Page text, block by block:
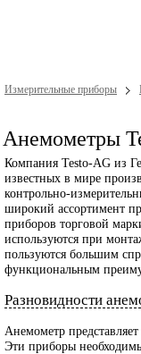
Измерительные приборы
Анемометры
Компания Testo-AG из
известных в мире
контрольно-
широкий ассортимент
приборов торговой
используются при
пользуются большим
функциональным
Разновидности
Анемометр
Эти приборы